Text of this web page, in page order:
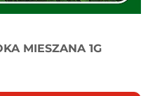
MIESZANA 1G